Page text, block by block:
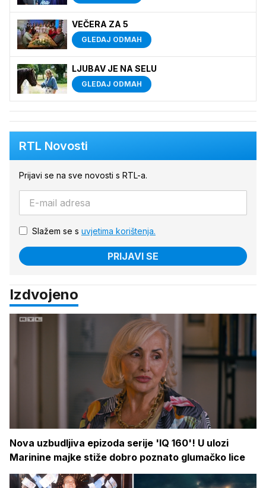
VEČERA ZA 5
GLEDAJ ODMAH
LJUBAV JE NA SELU
GLEDAJ ODMAH
RTL Novosti
Prijavi se na sve novosti s RTL-a.
Slažem se s uvjetima korištenja.
PRIJAVI SE
Izdvojeno
Nova uzbudljiva epizoda serije 'IQ 160'! U ulozi
Marinine majke stiže dobro poznato glumačko lice